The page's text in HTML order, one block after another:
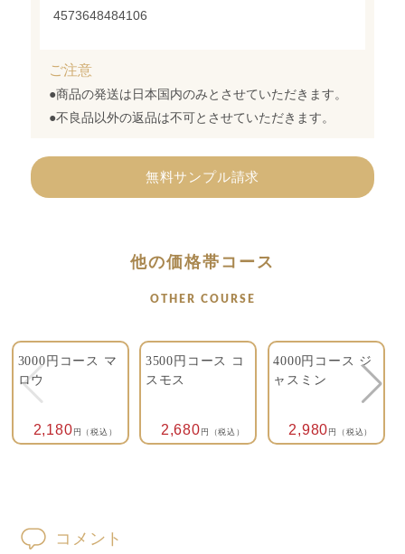
4573648484106
ご注意
●商品の発送は日本国内のみとさせていただきます。
●不良品以外の返品は不可とさせていただきます。
無料サンプル請求
他の価格帯コース
OTHER COURSE
3000円コース マ
ロウ
2,180 円（税込）
3500円コース コ
スモス
2,680 円（税込）
4000円コース ジ
ャスミン
2,980 円（税込）
コメント